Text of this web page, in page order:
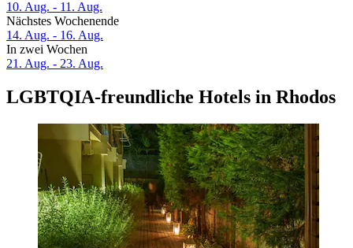
10. Aug. - 11. Aug.
Nächstes Wochenende
14. Aug. - 16. Aug.
In zwei Wochen
21. Aug. - 23. Aug.
LGBTQIA-freundliche Hotels in Rhodos